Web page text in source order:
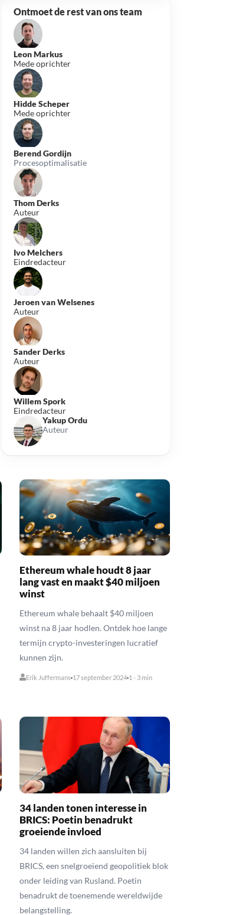
Ontmoet de rest van ons team
Leon Markus
Mede oprichter
Hidde Scheper
Mede oprichter
Berend Gordijn
Procesoptimalisatie
Thom Derks
Auteur
Ivo Melchers
Eindredacteur
Jeroen van Welsenes
Auteur
Sander Derks
Auteur
Willem Spork
Eindredacteur
Yakup Ordu
Auteur
Ethereum whale houdt 8 jaar
lang vast en maakt $40 miljoen
winst
Ethereum whale behaalt $40 miljoen
winst na 8 jaar hodlen. Ontdek hoe lange
termijn crypto-investeringen lucratief
kunnen zijn.
Erik Juffermans 17 september 2024 1 - 3 min
34 landen tonen interesse in
BRICS: Poetin benadrukt
groeiende invloed
34 landen willen zich aansluiten bij
BRICS, een snelgroeiend geopolitiek blok
onder leiding van Rusland. Poetin
benadrukt de toenemende wereldwijde
belangstelling.